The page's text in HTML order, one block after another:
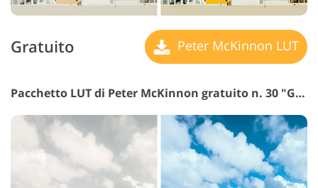
Gratuito Peter McKinnon LUT
Pacchetto LUT di Peter McKinnon gratuito n. 30 "Glow Highlights"